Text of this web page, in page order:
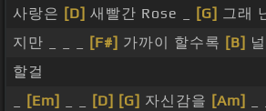
사랑은 [D] 새빨간 Rose _ [G] 그래
지만 _ _ _
[F#] 가까이 할수록 [B]
할걸
[Em] [D] [G] 자신감을 [Am]